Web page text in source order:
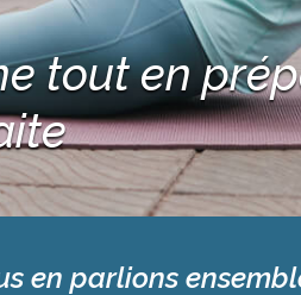
tout en
en parlions